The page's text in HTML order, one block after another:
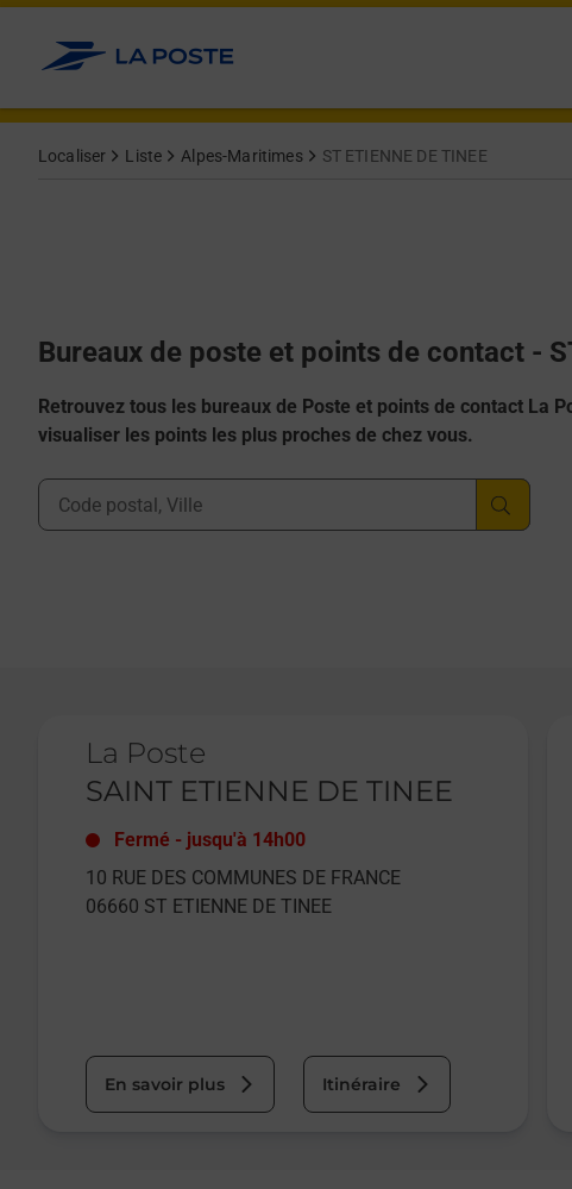
Allez au contenu
Localiser Liste Alpes-Maritimes ST ETIENNE DE TINEE
Bureaux de poste et points de contact -
Retrouvez tous les bureaux de Poste et points de contact La
visualiser les points les plus proches de chez vous.
Ville, Département, Code Postal
La Poste
SAINT ETIENNE DE TINEE
Fermé - jusqu'à 14h00
10 RUE DES COMMUNES DE FRANCE
06660 ST ETIENNE DE TINEE
En savoir plus Itinéraire
Afficher ou masquer la réponse
Afficher ou masquer la réponse
Afficher ou masquer la réponse
Afficher ou masquer la réponse
Afficher ou masquer la réponse